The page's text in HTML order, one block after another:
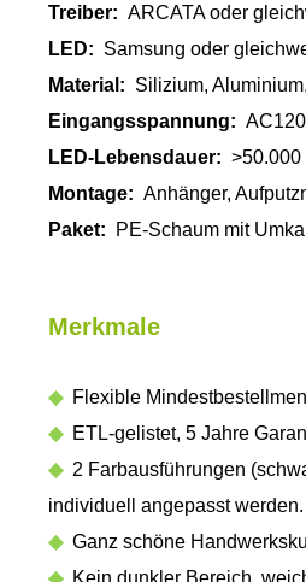
Treiber: ARCATA oder
LED: Samsung oder
Material: Silizium,
Eingangsspannung:
LED-Lebensdauer: >50.000
Montage: Anhänger,
Paket: PE-Schaum mit
Merkmale
◆Flexible
◆ETL-gelistet, 5 Jahre
◆2 Farbausführungen
individuell angepasst werden.
◆Ganz schöne
◆Kein dunkler Bereich,